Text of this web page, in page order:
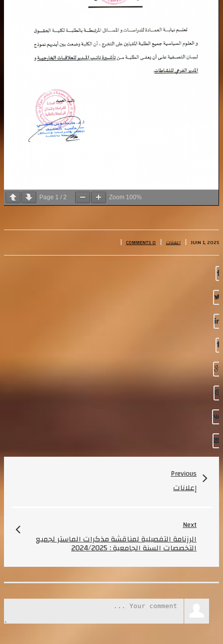
Page 1 / 2 Zoom 100%
JUIN 1, 2025
| اعلانات |
0 COMMENTS
|
Previous
إعلانات
Next
الرزنامة التفصيلية لمناقشة مذكرات الماستر لجميع
التخصصات السنة الجامعية : 2024/2025